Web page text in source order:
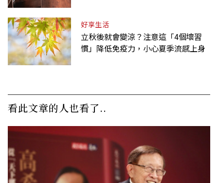
好享生活
立秋後就會變涼？注意這「4個壞習
慣」降低免疫力，小心夏季流感上身
看此文章的人也看了..